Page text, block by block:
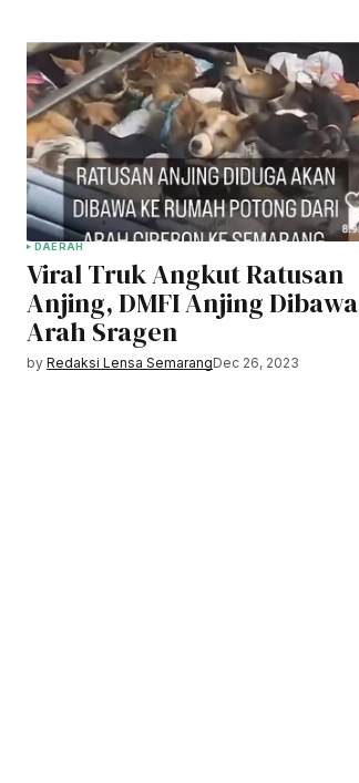
DAERAH
Viral Truk Angkut Ratusan
Anjing, DMFI Anjing Dibawa
Arah Sragen
by Redaksi Lensa SemarangDec 26, 2023